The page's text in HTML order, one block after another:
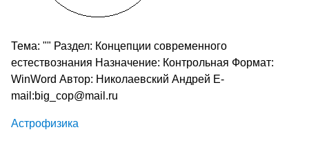
Тема: "" Раздел: Концепции современного
естествознания Назначение: Контрольная Формат:
WinWord Автор: Николаевский Андрей E-
mail:big_cop@mail.ru
Астрофизика